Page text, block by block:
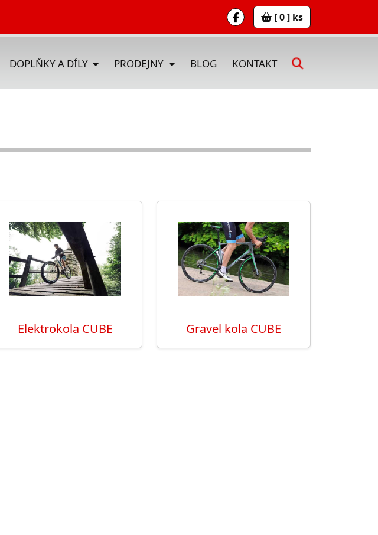
[ 0 ] ks
DOPLŇKY A DÍLY PRODEJNY BLOG KONTAKT
Elektrokola CUBE Gravel kola CUBE